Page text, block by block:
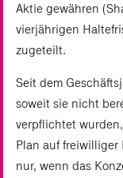
Aktie gewähren
vierjährigen
zugeteilt.
Seit dem
soweit sie nicht
verpflichtet
Plan auf freiwilliger
nur, wenn das